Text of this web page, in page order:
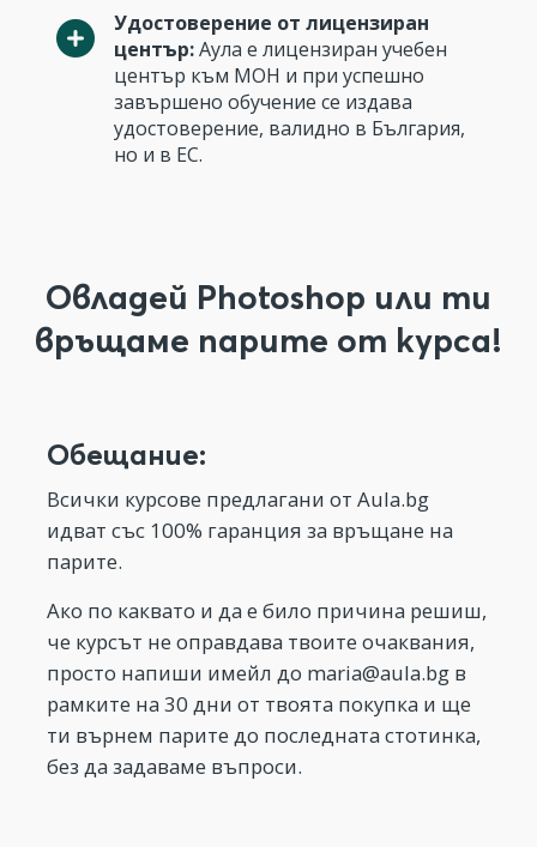
Удостоверение от лицензиран
център:Аула е лицензиран учебен
център към МОН и при успешно
завършено обучение се издава
удостоверение, валидно в България,
но и в ЕС.
Овладей Photoshop или ти
връщаме парите от курса!
Обещание:
Всички курсове предлагани от Aula.bg
идват със 100% гаранция за връщане на
парите.
Ако по каквато и да е било причина решиш,
че курсът не оправдава твоите очаквания,
просто напиши имейл до maria@aula.bg в
рамките на 30 дни от твоята покупка и ще
ти върнем парите до последната стотинка,
без да задаваме въпроси.